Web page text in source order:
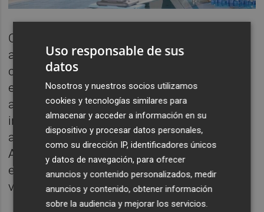
Catalá ha comentado que el derrumbe, "que
afortunadamente no tuvo mayores
consecuencias, viene a evidenciar el mal
estado en el que el gobierno municipal
anterior --Compromís y PSPV-- dejó las
instalaciones deportivas municipales" y ha
aseverado que desde la entrada del PP a la
Alcaldía se está "trabajando por solucionar"
esa circunstancia "en beneficio de los
vecinos y vecinas de València".
Uso responsable de sus
datos
Nosotros y nuestros socios utilizamos
cookies y tecnologías similares para
almacenar y acceder a información en su
dispositivo y procesar datos personales,
como su dirección IP, identificadores únicos
y datos de navegación, para ofrecer
anuncios y contenido personalizados, medir
anuncios y contenido, obtener información
sobre la audiencia y mejorar los servicios.